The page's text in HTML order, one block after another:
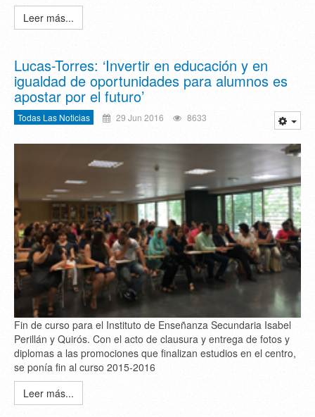
Leer más...
Lucas-Torres: ‘Invertir en educación y en
igualdad de oportunidades para alumnos es
apostar por el futuro’
Todas Las Noticias 29 Jun 2016 8633
Fin de curso para el Instituto de Enseñanza Secundaria Isabel
Perillán y Quirós. Con el acto de clausura y entrega de fotos y
diplomas a las promociones que finalizan estudios en el centro,
se ponía fin al curso 2015-2016
Leer más...